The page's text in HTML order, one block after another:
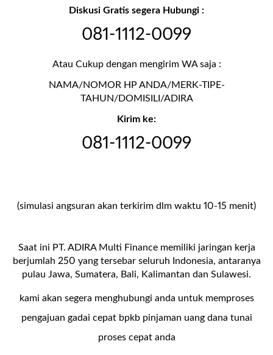
Diskusi Gratis segera Hubungi :
081-1112-0099
Atau Cukup dengan mengirim WA saja :
NAMA/NOMOR HP ANDA/MERK-TIPE-
TAHUN/DOMISILI/ADIRA
Kirim ke:
081-1112-0099
(simulasi angsuran akan terkirim dlm waktu 10-15 menit)
Saat ini PT. ADIRA Multi Finance memiliki jaringan kerja
berjumlah 250 yang tersebar seluruh Indonesia, antaranya
pulau Jawa, Sumatera, Bali, Kalimantan dan Sulawesi.
kami akan segera menghubungi anda untuk memproses
pengajuan gadai cepat bpkb pinjaman uang dana tunai
proses cepat anda